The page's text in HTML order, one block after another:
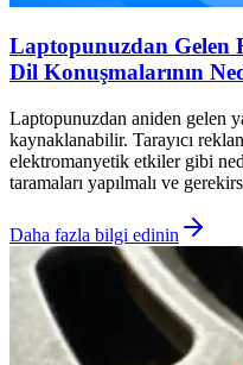
Laptopunuzdan Gelen
Dil Konuşmalarının
Laptopunuzdan aniden gelen
kaynaklanabilir. Tarayıcı
elektromanyetik etkiler gibi
taramaları yapılmalı ve
Daha fazla bilgi edinin